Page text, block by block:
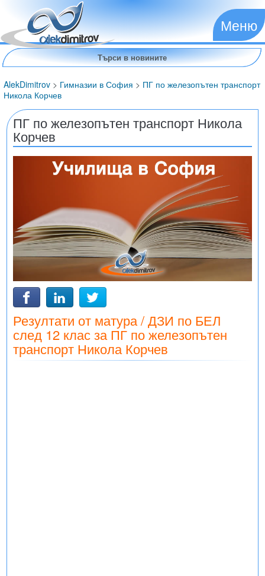
Меню
AlekDimitrov > Гимназии в София > ПГ по железопътен транспорт
Никола Корчев
ПГ по железопътен транспорт Никола
Корчев
Резултати от матура / ДЗИ по БЕЛ
след 12 клас за ПГ по железопътен
транспорт Никола Корчев